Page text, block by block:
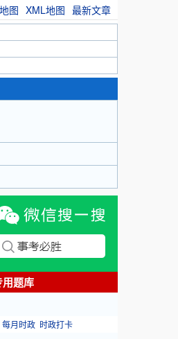
图 XML地图 最新文章
题库
每月时政 时政打卡